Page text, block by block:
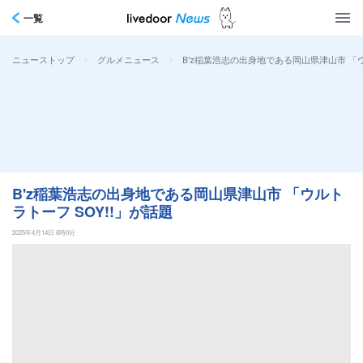
一覧
ニューストップ > グルメニュース > B'z稲葉浩志の出身地である岡山県津山市 「
B'z稲葉浩志の出身地である岡山県津山市 「ウルト
ラトーフ SOY!!」が話題
2025年4月14日 6時0分